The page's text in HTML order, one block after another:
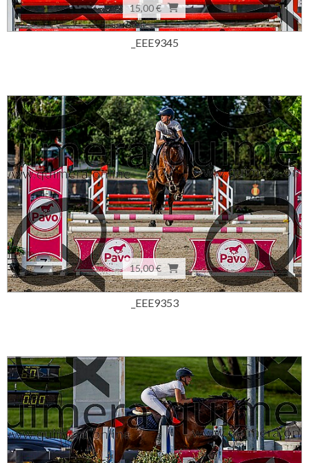
15,00 €
_EEE9345
15,00 €
_EEE9353